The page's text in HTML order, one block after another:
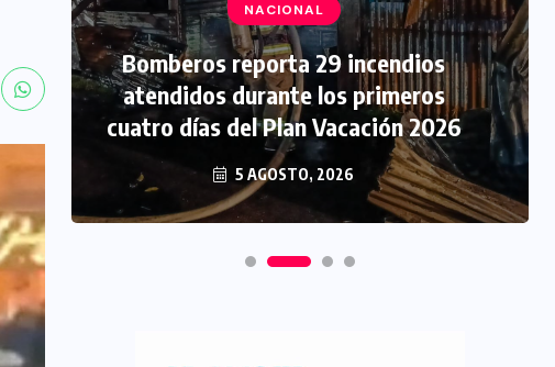
NACIONAL
Bomberos reporta 29 incendios
atendidos durante los primeros
cuatro días del Plan Vacación 2026
5 AGOSTO, 2026